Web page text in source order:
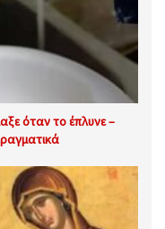
όταν το έπλυνε –